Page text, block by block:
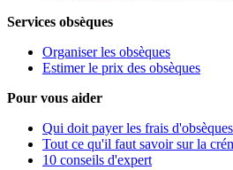
Services obsèques
Organiser les obsèques
Estimer le prix des obsèques
Pour vous aider
Qui doit payer les frais
Tout ce qu'il faut savoir sur la
10 conseils d'expert